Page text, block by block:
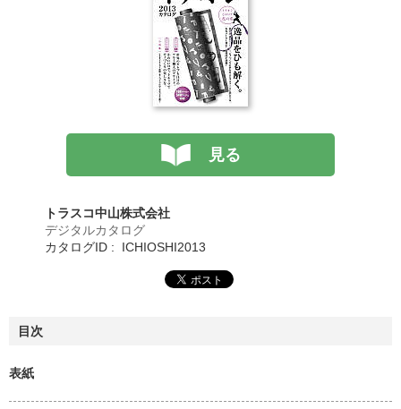
見る
トラスコ中山株式会社
デジタルカタログ
カタログID : ICHIOSHI2013
目次
表紙